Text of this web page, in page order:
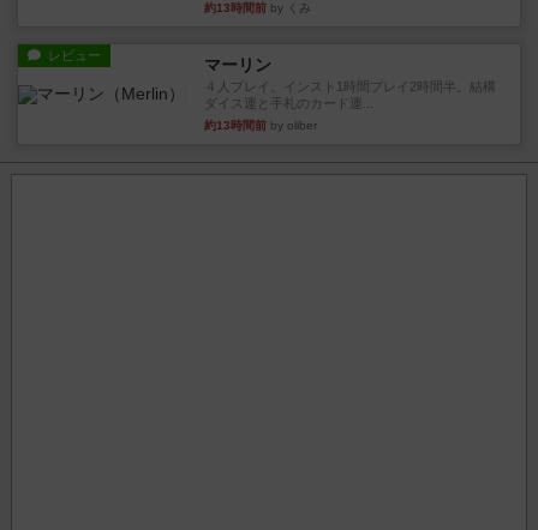
約13時間前 by くみ
レビュー マーリン
４人プレイ。インスト1時間プレイ2時間半。結構
ダイス運と手札のカード運...
約13時間前 by oliber